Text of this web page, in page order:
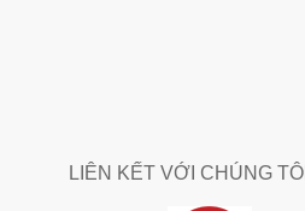
LIÊN KẾT VỚI CHÚNG TÔI